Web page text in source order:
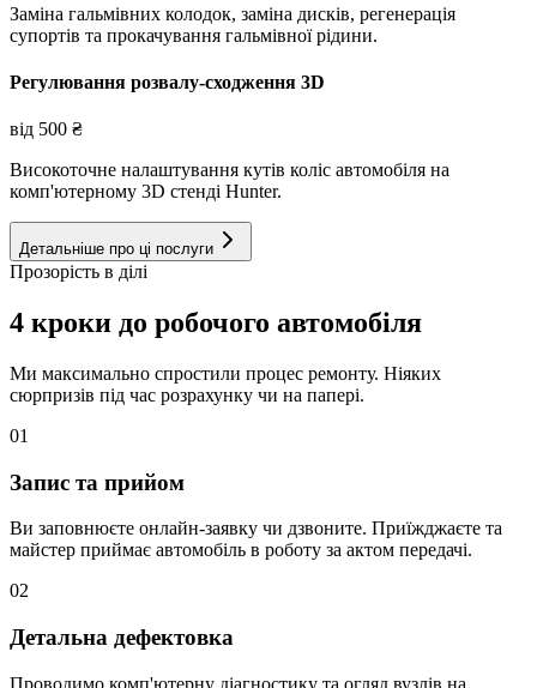
Заміна гальмівних колодок, заміна дисків, регенерація
супортів та прокачування гальмівної рідини.
Регулювання розвалу-сходження 3D
від 500 ₴
Високоточне налаштування кутів коліс автомобіля на
комп'ютерному 3D стенді Hunter.
Детальніше про ці послуги
Прозорість в ділі
4 кроки до робочого автомобіля
Ми максимально спростили процес ремонту. Ніяких
сюрпризів під час розрахунку чи на папері.
01
Запис та прийом
Ви заповнюєте онлайн-заявку чи дзвоните. Приїжджаєте та
майстер приймає автомобіль в роботу за актом передачі.
02
Детальна дефектовка
Проводимо комп'ютерну діагностику та огляд вузлів на